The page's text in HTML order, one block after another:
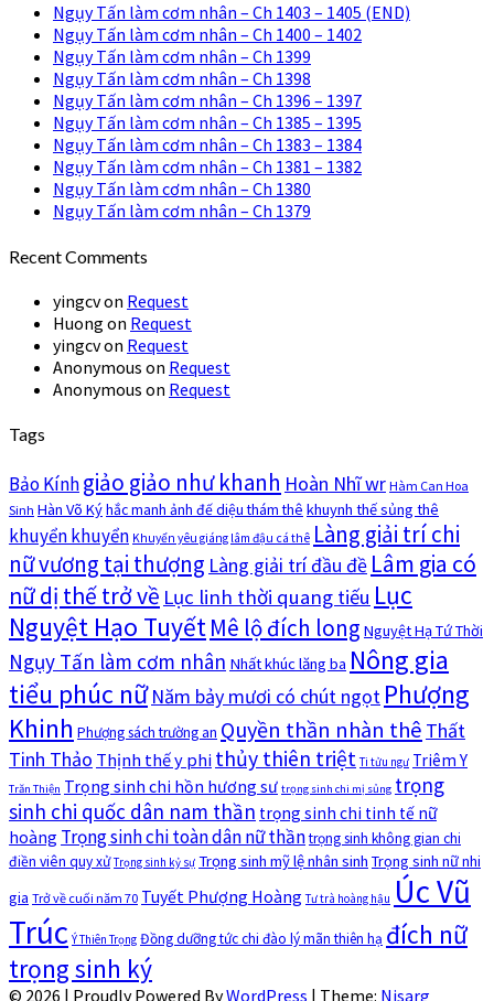
Ngụy Tấn làm cơm nhân – Ch 1403 – 1405 (END)
Ngụy Tấn làm cơm nhân – Ch 1400 – 1402
Ngụy Tấn làm cơm nhân – Ch 1399
Ngụy Tấn làm cơm nhân – Ch 1398
Ngụy Tấn làm cơm nhân – Ch 1396 – 1397
Ngụy Tấn làm cơm nhân – Ch 1385 – 1395
Ngụy Tấn làm cơm nhân – Ch 1383 – 1384
Ngụy Tấn làm cơm nhân – Ch 1381 – 1382
Ngụy Tấn làm cơm nhân – Ch 1380
Ngụy Tấn làm cơm nhân – Ch 1379
Recent Comments
yingcvon Request
Huong on Request
yingcvon Request
Anonymous on Request
Anonymous on Request
Tags
Bảo Kínhgiảo giảo như khanh Hoàn Nhĩ wr Hàm Can Hoa
Sinh Hàn Võ Kýhắc manh ảnh đế diệu thám thê khuynh thế sủng thê
khuyển khuyển Khuyển yêu giáng lâm đậu cá thê Làng giải trí chi
nữ vương tại thượng Làng giải trí đầu đề Lâm gia có
nữ dị thế trở về Lục linh thời quang tiếu Lục
Nguyệt Hạo TuyếtMê lộ đích long Nguyệt Hạ Tứ Thời
Ngụy Tấn làm cơm nhân Nhất khúc lăng ba Nông gia
tiểu phúc nữ Năm bảy mươi có chút ngọt Phượng
Khinh Phượng sách trường an Quyền thần nhàn thê Thất
Tinh Thảo Thịnh thế y phi thủy thiên triệt Ti tửu ngư Triêm Y
Trăn Thiện Trọng sinh chi hồn hương sư trọng sinh chi mị sủng trọng
sinh chi quốc dân nam thần trọng sinh chi tinh tế nữ
hoàng Trọng sinh chi toàn dân nữ thầntrọng sinh không gian chi
điền viên quy xử Trọng sinh kỷ sự Trọng sinh mỹ lệ nhân sinh Trọng sinh nữ nhi
gia Trở về cuối năm 70 Tuyết Phượng Hoàng Tư trà hoàng hậu Úc Vũ
Trúc Ý Thiên Trọng Đồng dưỡng tức chi đào lý mãn thiên hạ đích nữ
trọng sinh ký
© 2026 | Proudly Powered ByWordPress | Theme: Nisarg